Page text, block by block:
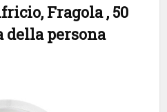
Fragola , 50
della persona